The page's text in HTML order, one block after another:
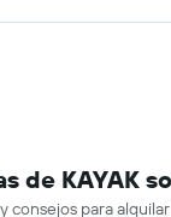
de KAYAK
consejos para